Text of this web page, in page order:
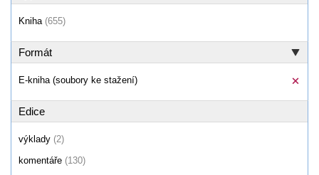
Kniha (655)
Formát
E-kniha (soubory ke stažení)
Edice
výklady (2)
komentáře (130)